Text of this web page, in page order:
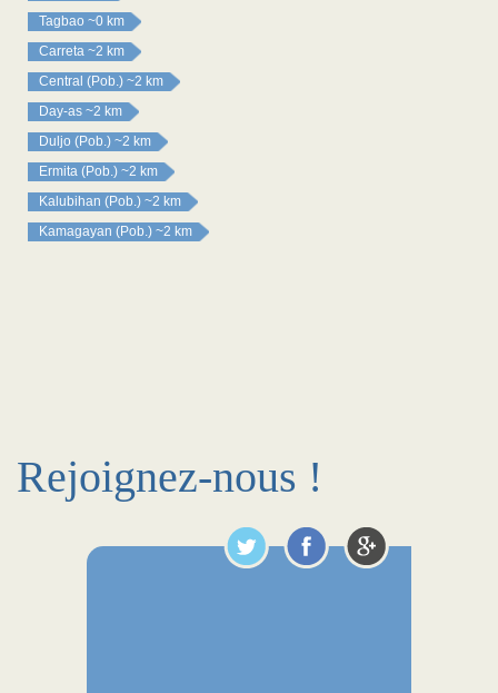
Tagbao ~0 km
Carreta ~2 km
Central (Pob.) ~2 km
Day-as ~2 km
Duljo (Pob.) ~2 km
Ermita (Pob.) ~2 km
Kalubihan (Pob.) ~2 km
Kamagayan (Pob.) ~2 km
Rejoignez-nous !